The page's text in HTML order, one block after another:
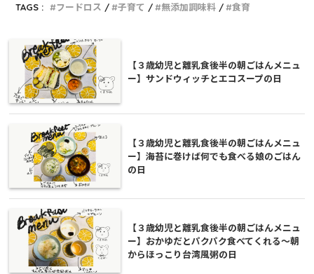
TAGS :
フードロス 子育て 無添加調味料 食育
【３歳幼児と離乳食後半の朝ごはんメニュ
ー】サンドウィッチとエコスープの日
【３歳幼児と離乳食後半の朝ごはんメニュ
ー】海苔に巻けば何でも食べる娘のごはん
の日
【３歳幼児と離乳食後半の朝ごはんメニュ
ー】おかゆだとパクパク食べてくれる〜朝
からほっこり台湾風粥の日